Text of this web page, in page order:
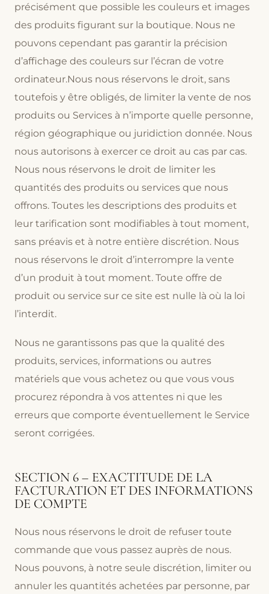
précisément que possible les couleurs et images
des produits figurant sur la boutique. Nous ne
pouvons cependant pas garantir la précision
d’affichage des couleurs sur l’écran de votre
ordinateur.Nous nous réservons le droit, sans
toutefois y être obligés, de limiter la vente de nos
produits ou Services à n’importe quelle personne,
région géographique ou juridiction donnée. Nous
nous autorisons à exercer ce droit au cas par cas.
Nous nous réservons le droit de limiter les
quantités des produits ou services que nous
offrons. Toutes les descriptions des produits et
leur tarification sont modifiables à tout moment,
sans préavis et à notre entière discrétion. Nous
nous réservons le droit d’interrompre la vente
d’un produit à tout moment. Toute offre de
produit ou service sur ce site est nulle là où la loi
l’interdit.
Nous ne garantissons pas que la qualité des
produits, services, informations ou autres
matériels que vous achetez ou que vous vous
procurez répondra à vos attentes ni que les
erreurs que comporte éventuellement le Service
seront corrigées.
SECTION 6 – EXACTITUDE DE LA
FACTURATION ET DES INFORMATIONS
DE COMPTE
Nous nous réservons le droit de refuser toute
commande que vous passez auprès de nous.
Nous pouvons, à notre seule discrétion, limiter ou
annuler les quantités achetées par personne, par